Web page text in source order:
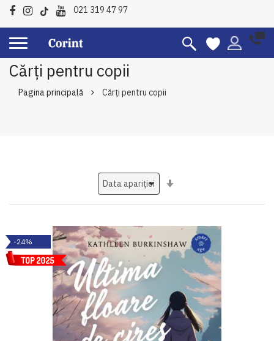
021 319 47 97
Cărți pentru copii
Pagina principală Cărți pentru copii
-24%